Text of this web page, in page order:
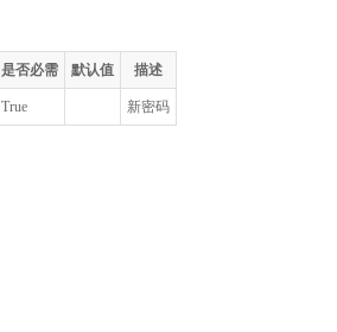
是否必需 默认值 描述
True 新密码